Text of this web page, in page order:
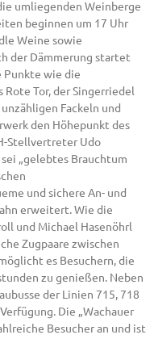
umliegenden Weinberge
beginnen um 17 Uhr
Weine sowie
der Dämmerung startet
Punkte wie die
Rote Tor, der Singerriedel
Fackeln und
den Höhepunkt des
Stellvertreter Udo
„gelebtes Brauchtum
und sichere An- und
erweitert. Wie die
und Michael Hasenöhrl
Zugpaare zwischen
es Besuchern, die
zu genießen. Neben
der Linien 715, 718
Die „Wachauer
Besucher an und ist